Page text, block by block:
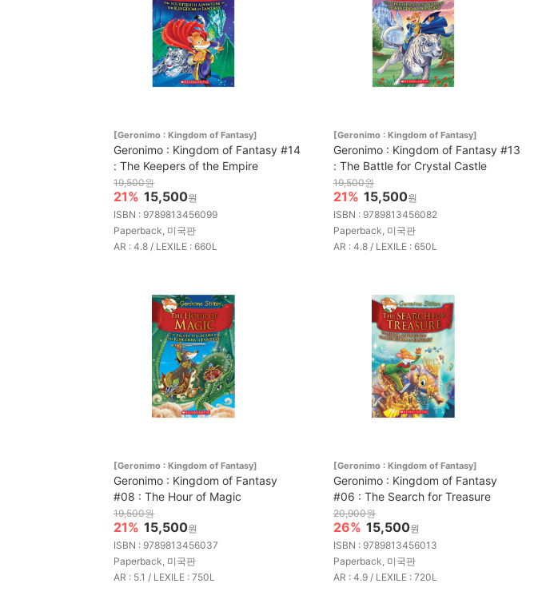
[Geronimo : Kingdom of Fantasy]
Geronimo : Kingdom of Fantasy #14
: The Keepers of the Empire
19,500원
21% 15,500원
ISBN : 9789813456099
Paperback, 미국판
AR : 4.8 / LEXILE : 660L
[Geronimo : Kingdom of Fantasy]
Geronimo : Kingdom of Fantasy #13
: The Battle for Crystal Castle
19,500원
21% 15,500원
ISBN : 9789813456082
Paperback, 미국판
AR : 4.8 / LEXILE : 650L
[Geronimo : Kingdom of Fantasy]
Geronimo : Kingdom of Fantasy
#08 : The Hour of Magic
19,500원
21% 15,500원
ISBN : 9789813456037
Paperback, 미국판
AR : 5.1 / LEXILE : 750L
[Geronimo : Kingdom of Fantasy]
Geronimo : Kingdom of Fantasy
#06 : The Search for Treasure
20,900원
26% 15,500원
ISBN : 9789813456013
Paperback, 미국판
AR : 4.9 / LEXILE : 720L